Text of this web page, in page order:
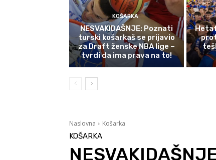
KOŠARKA
NESVAKIDAŠNJE: Poznati
turski košarkaš se prijavio
za Draft ženske NBA lige –
tvrdi da ima prava na to!